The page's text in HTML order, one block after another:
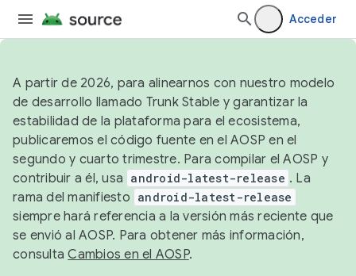
Acceder
A partir de 2026, para alinearnos con nuestro modelo
de desarrollo llamado Trunk Stable y garantizar la
estabilidad de la plataforma para el ecosistema,
publicaremos el código fuente en el AOSP en el
segundo y cuarto trimestre. Para compilar el AOSP y
contribuir a él, usa android-latest-release . La
rama del manifiesto android-latest-release
siempre hará referencia a la versión más reciente que
se envió al AOSP. Para obtener más información,
consultaCambios en el AOSP.